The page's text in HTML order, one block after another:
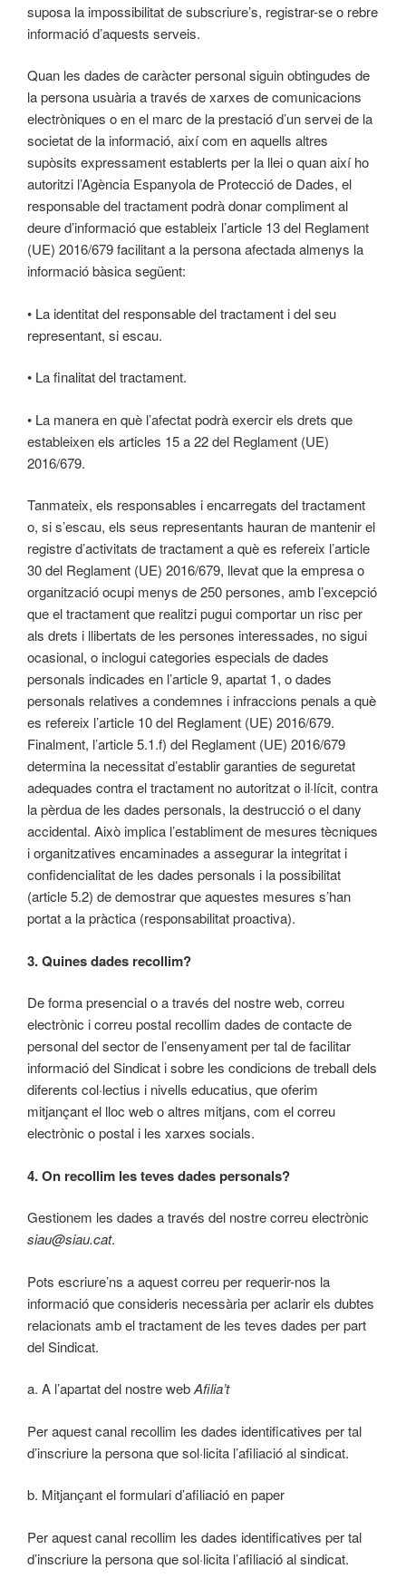
suposa la impossibilitat de subscriure’s, registrar-se o rebre
informació d’aquests serveis.
Quan les dades de caràcter personal siguin obtingudes de
la persona usuària a través de xarxes de comunicacions
electròniques o en el marc de la prestació d’un servei de la
societat de la informació, així com en aquells altres
supòsits expressament establerts per la llei o quan així ho
autoritzi l’Agència Espanyola de Protecció de Dades, el
responsable del tractament podrà donar compliment al
deure d’informació que estableix l’article 13 del Reglament
(UE) 2016/679 facilitant a la persona afectada almenys la
informació bàsica següent:
• La identitat del responsable del tractament i del seu
representant, si escau.
• La finalitat del tractament.
• La manera en què l’afectat podrà exercir els drets que
estableixen els articles 15 a 22 del Reglament (UE)
2016/679.
Tanmateix, els responsables i encarregats del tractament
o, si s’escau, els seus representants hauran de mantenir el
registre d’activitats de tractament a què es refereix l’article
30 del Reglament (UE) 2016/679, llevat que la empresa o
organització ocupi menys de 250 persones, amb l’excepció
que el tractament que realitzi pugui comportar un risc per
als drets i llibertats de les persones interessades, no sigui
ocasional, o inclogui categories especials de dades
personals indicades en l’article 9, apartat 1, o dades
personals relatives a condemnes i infraccions penals a què
es refereix l’article 10 del Reglament (UE) 2016/679.
Finalment, l’article 5.1.f) del Reglament (UE) 2016/679
determina la necessitat d’establir garanties de seguretat
adequades contra el tractament no autoritzat o il·lícit, contra
la pèrdua de les dades personals, la destrucció o el dany
accidental. Això implica l’establiment de mesures tècniques
i organitzatives encaminades a assegurar la integritat i
confidencialitat de les dades personals i la possibilitat
(article 5.2) de demostrar que aquestes mesures s’han
portat a la pràctica (responsabilitat proactiva).
3. Quines dades recollim?
De forma presencial o a través del nostre web, correu
electrònic i correu postal recollim dades de contacte de
personal del sector de l’ensenyament per tal de facilitar
informació del Sindicat i sobre les condicions de treball dels
diferents col·lectius i nivells educatius, que oferim
mitjançant el lloc web o altres mitjans, com el correu
electrònic o postal i les xarxes socials.
4. On recollim les teves dades personals?
Gestionem les dades a través del nostre correu electrònic
siau@siau.cat.
Pots escriure’ns a aquest correu per requerir-nos la
informació que consideris necessària per aclarir els dubtes
relacionats amb el tractament de les teves dades per part
del Sindicat.
a. A l’apartat del nostre webAfilia’t
Per aquest canal recollim les dades identificatives per tal
d’inscriure la persona que sol·licita l’afiliació al sindicat.
b. Mitjançant el formulari d’afiliació en paper
Per aquest canal recollim les dades identificatives per tal
d’inscriure la persona que sol·licita l’afiliació al sindicat.